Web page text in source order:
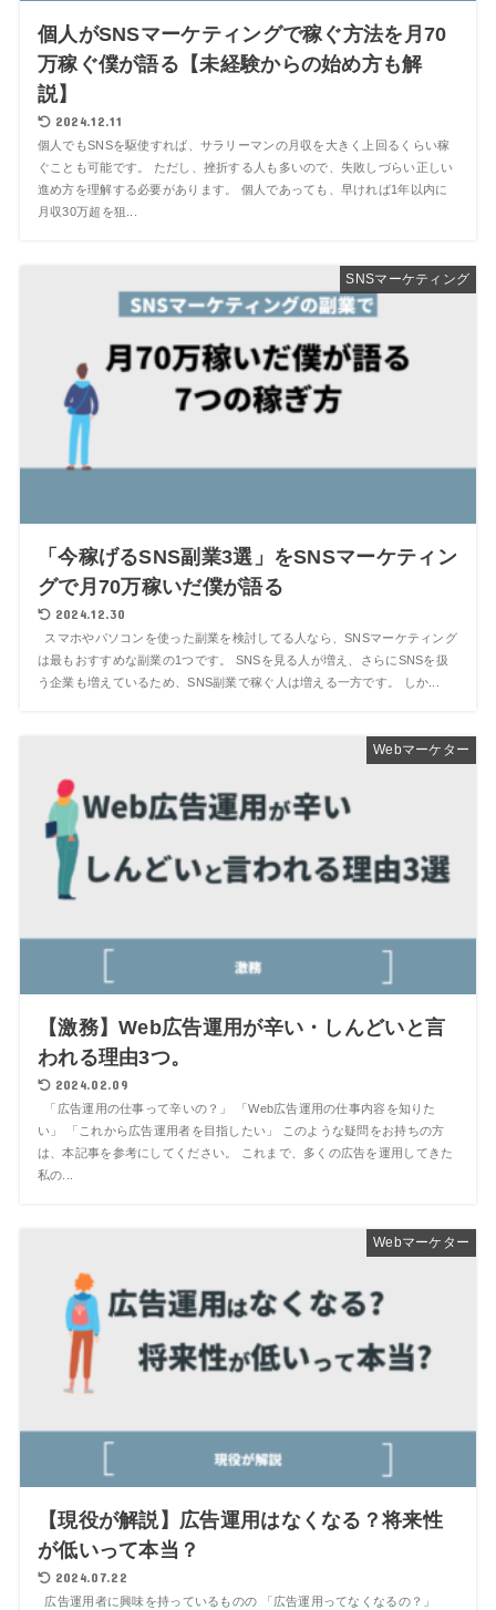
個人がSNSマーケティングで稼ぐ方法を月70
万稼ぐ僕が語る【未経験からの始め方も解
説】
2024.12.11
個人でもSNSを駆使すれば、サラリーマンの月収を大きく上回るくらい稼
ぐことも可能です。 ただし、挫折する人も多いので、失敗しづらい正しい
進め方を理解する必要があります。 個人であっても、早ければ1年以内に
月収30万超を狙...
SNSマーケティング
「今稼げるSNS副業3選」をSNSマーケティン
グで月70万稼いだ僕が語る
2024.12.30
スマホやパソコンを使った副業を検討してる人なら、SNSマーケティング
は最もおすすめな副業の1つです。 SNSを見る人が増え、さらにSNSを扱
う企業も増えているため、SNS副業で稼ぐ人は増える一方です。 しか...
Webマーケター
【激務】Web広告運用が辛い・しんどいと言
われる理由3つ。
2024.02.09
「広告運用の仕事って辛いの？」 「Web広告運用の仕事内容を知りた
い」 「これから広告運用者を目指したい」 このような疑問をお持ちの方
は、本記事を参考にしてください。 これまで、多くの広告を運用してきた
私の...
Webマーケター
【現役が解説】広告運用はなくなる？将来性
が低いって本当？
2024.07.22
広告運用者に興味を持っているものの 「広告運用ってなくなるの？」